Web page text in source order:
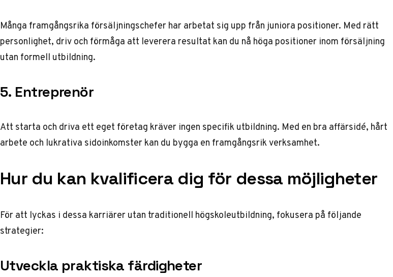
Många framgångsrika försäljningschefer har arbetat sig upp från juniora positioner. Med rätt
personlighet, driv och förmåga att leverera resultat kan du nå höga positioner inom försäljning
utan formell utbildning.
5. Entreprenör
Att starta och driva ett eget företag kräver ingen specifik utbildning. Med en bra affärsidé, hårt
arbete och lukrativa sidoinkomster kan du bygga en framgångsrik verksamhet.
Hur du kan kvalificera dig för dessa möjligheter
För att lyckas i dessa karriärer utan traditionell högskoleutbildning, fokusera på följande
strategier:
Utveckla praktiska färdigheter